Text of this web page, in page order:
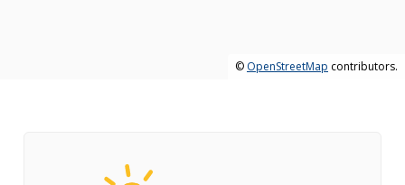
© OpenStreetMap contributors.